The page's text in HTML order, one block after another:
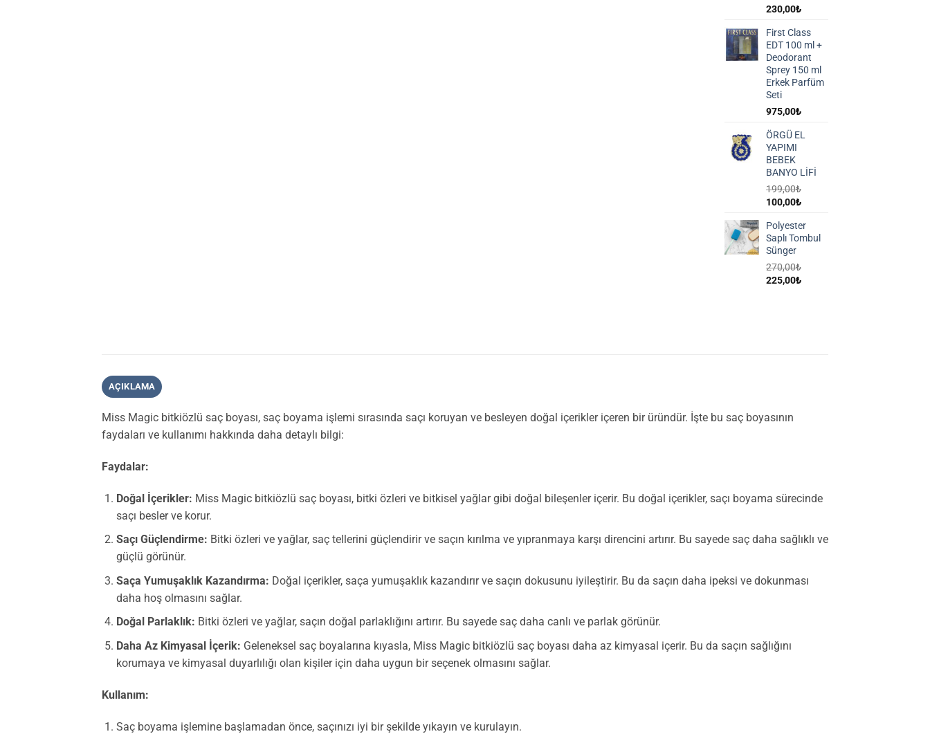
230,00₺
First Class
EDT 100 ml +
Deodorant
Sprey 150 ml
Erkek Parfüm
Seti
975,00₺
ÖRGÜ EL
YAPIMI
BEBEK
BANYO LİFİ
199,00₺
Orijinal
199,00₺.
100,00₺Şu
fiyat:
100,00₺.
Polyester
Saplı Tombul
Sünger
270,00₺
Orijinal
225,00₺Şu
AÇIKLAMA
Miss Magic bitkiözlü saç boyası, saç boyama işlemi sırasında saçı koruyan ve besleyen doğal içerikler içeren bir üründür. İşte bu saç boyasının
faydaları ve kullanımı hakkında daha detaylı bilgi:
Faydalar:
Doğal İçerikler: Miss Magic bitkiözlü saç boyası, bitki özleri ve bitkisel yağlar gibi doğal bileşenler içerir. Bu doğal içerikler, saçı boyama sürecinde
saçı besler ve korur.
Saçı Güçlendirme: Bitki özleri ve yağlar, saç tellerini güçlendirir ve saçın kırılma ve yıpranmaya karşı direncini artırır. Bu sayede saç daha sağlıklı ve
güçlü görünür.
Saça Yumuşaklık Kazandırma: Doğal içerikler, saça yumuşaklık kazandırır ve saçın dokusunu iyileştirir. Bu da saçın daha ipeksi ve dokunması
daha hoş olmasını sağlar.
Doğal Parlaklık: Bitki özleri ve yağlar, saçın doğal parlaklığını artırır. Bu sayede saç daha canlı ve parlak görünür.
Daha Az Kimyasal İçerik: Geleneksel saç boyalarına kıyasla, Miss Magic bitkiözlü saç boyası daha az kimyasal içerir. Bu da saçın sağlığını
korumaya ve kimyasal duyarlılığı olan kişiler için daha uygun bir seçenek olmasını sağlar.
Kullanım:
Saç boyama işlemine başlamadan önce, saçınızı iyi bir şekilde yıkayın ve kurulayın.